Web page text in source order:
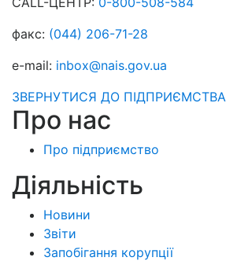
факс: (044) 206-71-28
e-mail: inbox@nais.gov.ua
ЗВЕРНУТИСЯ ДО ПІДПРИЄМСТВА
Про нас
Про підприємство
Діяльність
Новини
Звіти
Запобігання корупції